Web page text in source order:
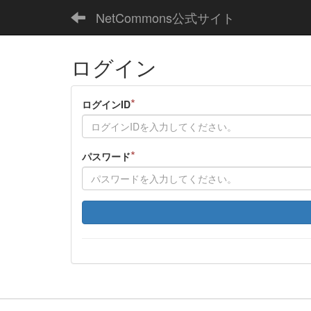
NetCommons公式サイト
ログイン
ログインID*
パスワード*